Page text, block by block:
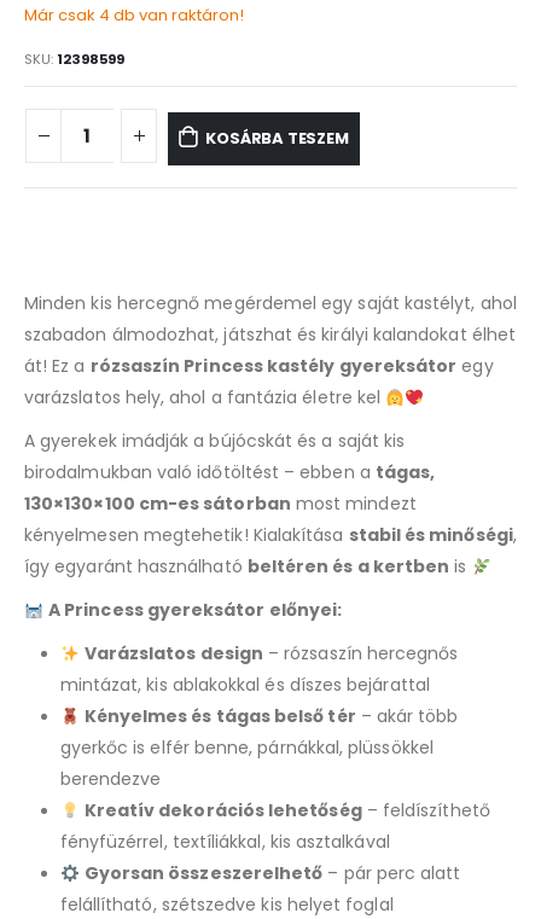
Már csak 4 db van raktáron!
SKU:12398599
KOSÁRBA TESZEM
Minden kis hercegnő megérdemel egy saját kastélyt, ahol
szabadon álmodozhat, játszhat és királyi kalandokat élhet
át! Ez a rózsaszín Princess kastély gyereksátor egy
varázslatos hely, ahol a fantázia életre kel
A gyerekek imádják a bújócskát és a saját kis
birodalmukban való időtöltést – ebben a tágas,
130×130×100 cm-es sátorban most mindezt
kényelmesen megtehetik! Kialakítása stabil és minőségi,
így egyaránt használható beltéren és a kertben is
A Princess gyereksátor előnyei:
Varázslatos design – rózsaszín hercegnős
mintázat, kis ablakokkal és díszes bejárattal
Kényelmes és tágas belső tér – akár több
gyerkőc is elfér benne, párnákkal, plüssökkel
berendezve
Kreatív dekorációs lehetőség– feldíszíthető
fényfüzérrel, textíliákkal, kis asztalkával
Gyorsan összeszerelhető – pár perc alatt
felállítható, szétszedve kis helyet foglal